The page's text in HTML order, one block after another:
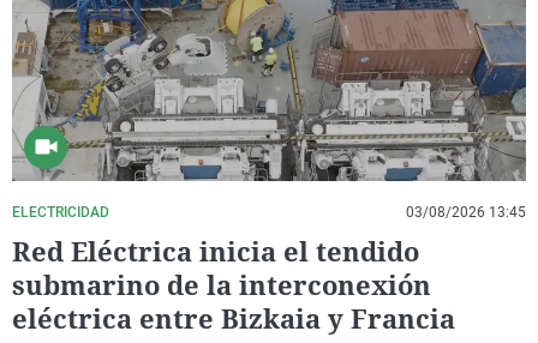
La rosa de los vientos
Gente viajera
Como el perro y el
Caso
Retornados
Equipo de
Operación Viuda
Extremadura
Galicia
La Rioja
Navarra
País Vasco
Virales
Televisión
Elecciones
ELECTRICIDAD 03/08/2026 13:45
Red Eléctrica inicia el tendido
submarino de la interconexión
eléctrica entre Bizkaia y Francia